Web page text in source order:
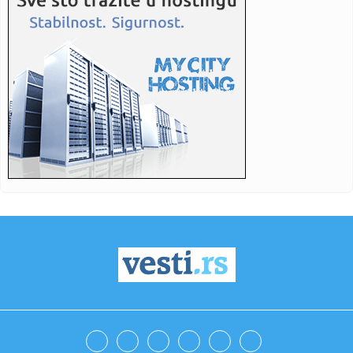
o...
15:30:
An...
15:30:Elvis Costello slavi 49 godina albuma My Aim Is True sa
velikim b...
15:29:Počinje obnova puta prema granici s Hrvatskom
15:29:Alarm iz Litvanije! Rusija bi mogla da upotrebi ukrajinske
dronov...
Varošica već u ludilu: Lomi se kolo, grme trube, pečenje i
Јокић предводи Србију против ...